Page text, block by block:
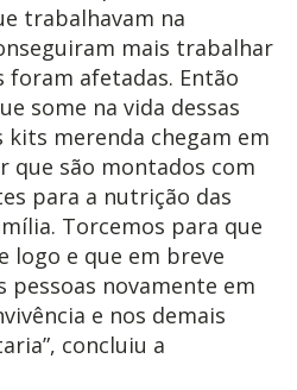
trabalhavam na
mais trabalhar
foram afetadas. Então
some na vida dessas
kits merenda chegam em
que são montados com
para a nutrição das
Torcemos para que
logo e que em breve
pessoas novamente em
e nos demais
concluiu a